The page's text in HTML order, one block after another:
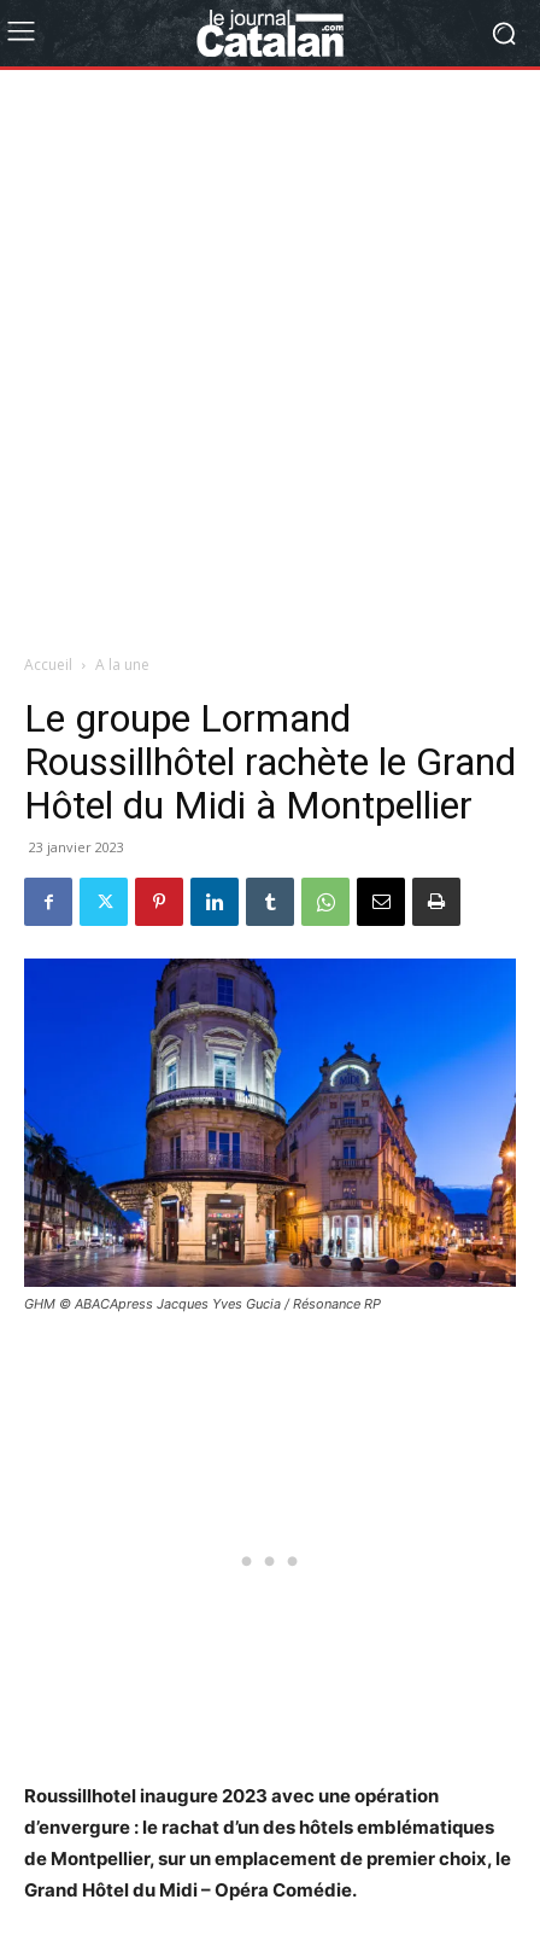
Accueil A la une
Le groupe Lormand
Roussillhôtel rachète le Grand
Hôtel du Midi à Montpellier
23 janvier 2023
GHM © ABACApress Jacques Yves Gucia / Résonance RP
Roussillhotel inaugure 2023 avec une opération
d’envergure : le rachat d’un des hôtels emblématiques
de Montpellier, sur un emplacement de premier choix, le
Grand Hôtel du Midi – Opéra Comédie.